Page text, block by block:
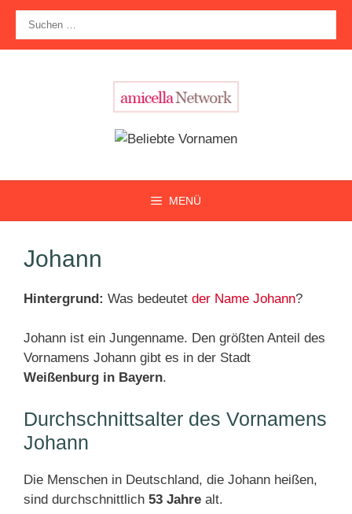
Zum
Inhalt
springen
nach:
MENÜ
Johann
Hintergrund: Was bedeutet der Name Johann?
Johann ist ein Jungenname. Den größten Anteil des
Vornamens Johann gibt es in der Stadt
Weißenburg in Bayern.
Durchschnittsalter des Vornamens
Johann
Die Menschen in Deutschland, die Johann heißen,
sind durchschnittlich 53 Jahre alt.